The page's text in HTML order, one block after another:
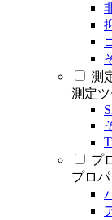
測
測定
プ
プロパ